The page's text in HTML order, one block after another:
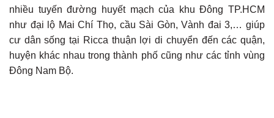
nhiều tuyến đường huyết mạch của khu Đông TP.HCM
như đại lộ Mai Chí Thọ, cầu Sài Gòn, Vành đai 3,… giúp
cư dân sống tại Ricca thuận lợi di chuyển đến các quận,
huyện khác nhau trong thành phố cũng như các tỉnh vùng
Đông Nam Bộ.